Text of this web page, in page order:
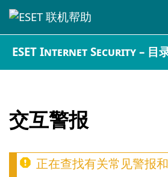
ESET Internet Security – 目
交互警报
正在查找有关常见警报